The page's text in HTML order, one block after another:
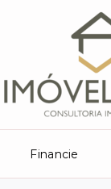
Financie